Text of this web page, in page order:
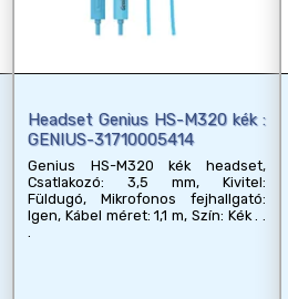
Headset Genius HS-M320 kék :
GENIUS-31710005414
Genius HS-M320 kék headset,
Csatlakozó: 3,5 mm, Kivitel:
Füldugó, Mikrofonos fejhallgató:
Igen, Kábel méret: 1,1 m, Szín: Kék